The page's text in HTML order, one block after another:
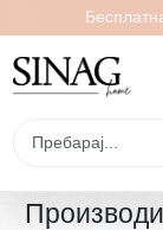
Производи